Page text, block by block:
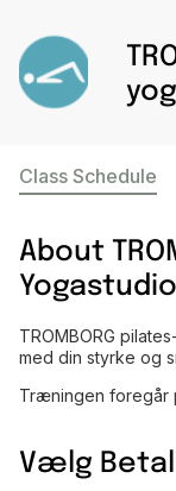
Class Schedule
About
Yogastudio
TROMBORG
med din styrke og
Træningen foregår
Vælg